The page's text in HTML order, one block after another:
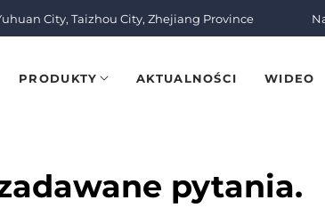
City, Taizhou City, Zhejiang Province
PRODUKTY AKTUALNOŚCI WIDEO
pytania.